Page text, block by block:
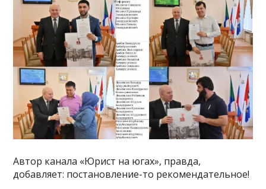
Автор канала «Юрист на югах», правда,
добавляет: постановление-то рекомендательное!